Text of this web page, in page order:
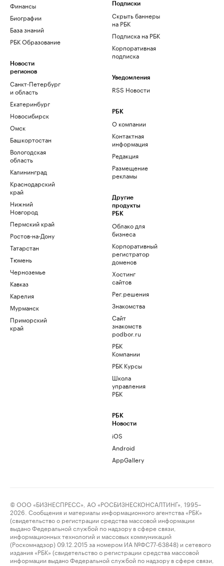
Финансы
Биографии
База знаний
РБК Образование
Новости
регионов
Санкт-Петербург
и область
Екатеринбург
Новосибирск
Омск
Башкортостан
Вологодская
область
Калининград
Краснодарский
край
Нижний
Новгород
Пермский край
Ростов-на-Дону
Татарстан
Тюмень
Черноземье
Кавказ
Карелия
Мурманск
Приморский
край
Подписки
Скрыть баннеры
на РБК
Подписка на РБК
Корпоративная
подписка
Уведомления
RSS Новости
РБК
О компании
Контактная
информация
Редакция
Размещение
рекламы
Другие
продукты
РБК
Облако для
бизнеса
Корпоративный
регистратор
доменов
Хостинг
сайтов
Рег.решения
Знакомства
Сайт
знакомств
podbor.ru
РБК
Компании
РБК Курсы
Школа
управления
РБК
РБК
Новости
iOS
Android
AppGallery
© ООО «БИЗНЕСПРЕСС», АО «РОСБИЗНЕСКОНСАЛТИНГ», 1995–
2026. Сообщения и материалы информационного агентства «РБК»
(свидетельство о регистрации средства массовой информации
выдано Федеральной службой по надзору в сфере связи,
информационных технологий и массовых коммуникаций
(Роскомнадзор) 09.12.2015 за номером ИА №ФС77-63848) и сетевого
издания «РБК» (свидетельство о регистрации средства массовой
информации выдано Федеральной службой по надзору в сфере связи,